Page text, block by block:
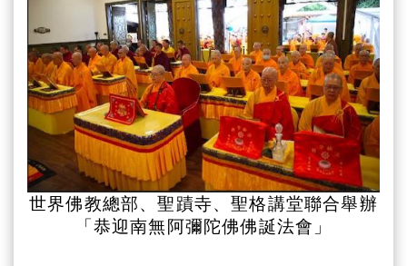
世界佛教總部、聖蹟寺、聖格講堂聯合舉辦
「恭迎南無阿彌陀佛佛誕法會」